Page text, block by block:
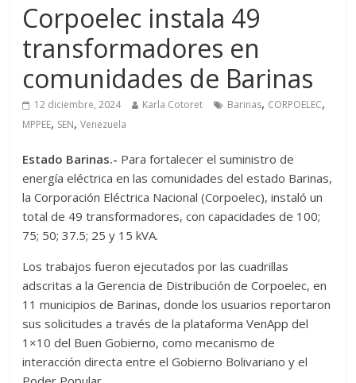
Corpoelec instala 49
transformadores en
comunidades de Barinas
12 diciembre, 2024 Karla Cotoret Barinas, CORPOELEC,
MPPEE, SEN,Venezuela
Estado Barinas.- Para fortalecer el suministro de
energía eléctrica en las comunidades del estado Barinas,
la Corporación Eléctrica Nacional (Corpoelec), instaló un
total de 49 transformadores, con capacidades de 100;
75; 50; 37.5; 25 y 15 kVA.
Los trabajos fueron ejecutados por las cuadrillas
adscritas a la Gerencia de Distribución de Corpoelec, en
11 municipios de Barinas, donde los usuarios reportaron
sus solicitudes a través de la plataforma VenApp del
1×10 del Buen Gobierno, como mecanismo de
interacción directa entre el Gobierno Bolivariano y el